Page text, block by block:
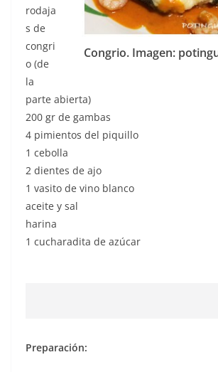
Congrio. Imagen:
rodaja
s de
congri
o (de
la
parte abierta)
200 gr de gambas
4 pimientos del piquillo
1 cebolla
2 dientes de ajo
1 vasito de vino blanco
aceite y sal
harina
1 cucharadita de azúcar
Preparación: